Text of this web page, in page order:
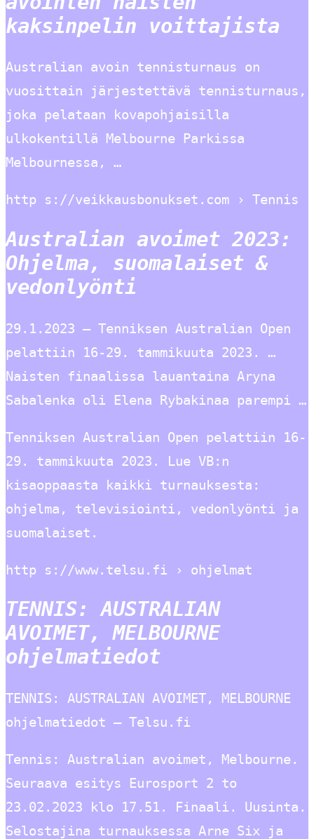
kaksinpelin voittajista
Australian avoin tennisturnaus on
vuosittain järjestettävä tennisturnaus,
joka pelataan kovapohjaisilla
ulkokentillä Melbourne Parkissa
Melbournessa, …
http s://veikkausbonukset.com › Tennis
Australian avoimet 2023:
Ohjelma, suomalaiset &
vedonlyönti
29.1.2023 — Tenniksen Australian Open
pelattiin 16-29. tammikuuta 2023. …
Naisten finaalissa lauantaina Aryna
Sabalenka oli Elena Rybakinaa parempi …
Tenniksen Australian Open pelattiin 16-
29. tammikuuta 2023. Lue VB:n
kisaoppaasta kaikki turnauksesta:
ohjelma, televisiointi, vedonlyönti ja
suomalaiset.
http s://www.telsu.fi › ohjelmat
TENNIS: AUSTRALIAN
AVOIMET, MELBOURNE
ohjelmatiedot
TENNIS: AUSTRALIAN AVOIMET, MELBOURNE
ohjelmatiedot – Telsu.fi
Tennis: Australian avoimet, Melbourne.
Seuraava esitys Eurosport 2 to
23.02.2023 klo 17.51. Finaali. Uusinta.
Selostajina turnauksessa Arne Six ja